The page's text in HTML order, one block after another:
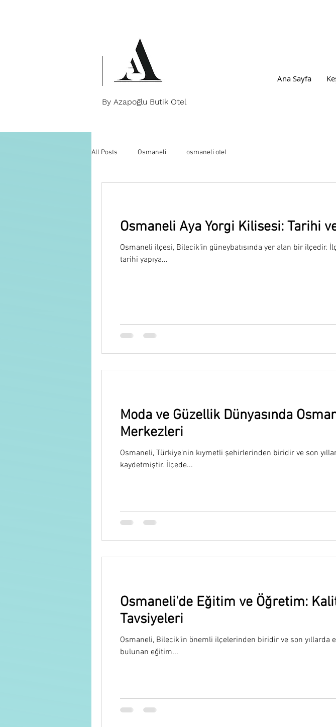
Ana Sayfa
By Azapoğlu Butik Otel
All Posts Osmaneli osmaneli otel
Osmaneli Aya Yorgi Kilisesi: Tarihi
Osmaneli ilçesi, Bilecik'in güneybatısında yer alan bir ilçedir.
tarihi yapıya...
Moda ve Güzellik Dünyasında
Merkezleri
Osmaneli, Türkiye'nin kıymetli şehirlerinden biridir ve son
kaydetmiştir. İlçede...
Osmaneli'de Eğitim ve Öğretim:
Tavsiyeleri
Osmaneli, Bilecik'in önemli ilçelerinden biridir ve son yıllarda
bulunan eğitim...